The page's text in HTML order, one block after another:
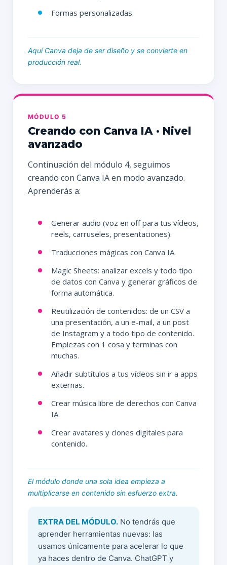
Formas personalizadas.
Aquí Canva deja de ser diseño y se convierte en
producción real.
MÓDULO 5
Creando con Canva IA · Nivel
avanzado
Continuación del módulo 4, seguimos
creando con Canva IA en modo avanzado.
Aprenderás a:
Generar audio (voz en off para tus vídeos,
reels, carruseles, presentaciones).
Traducciones mágicas con Canva IA.
Magic Sheets: analizar excels y todo tipo
de datos con Canva y generar gráficos de
forma automática.
Reutilización de contenidos: de un CSV a
una presentación, a un e-mail, a un post
de Instagram y a todo tipo de contenido.
Empiezas con 1 cosa y terminas con
muchas.
Añadir subtítulos a tus vídeos sin ir a apps
externas.
Crear música libre de derechos con Canva
IA.
Crear avatares y clones digitales para
contenido.
El módulo donde una sola idea empieza a
multiplicarse en contenido sin esfuerzo extra.
EXTRA DEL MÓDULO. No tendrás que
aprender herramientas nuevas: las
usamos únicamente para acelerar lo que
ya haces dentro de Canva. ChatGPT y